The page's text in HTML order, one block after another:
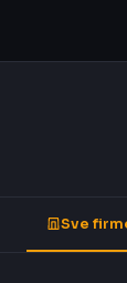
Sve